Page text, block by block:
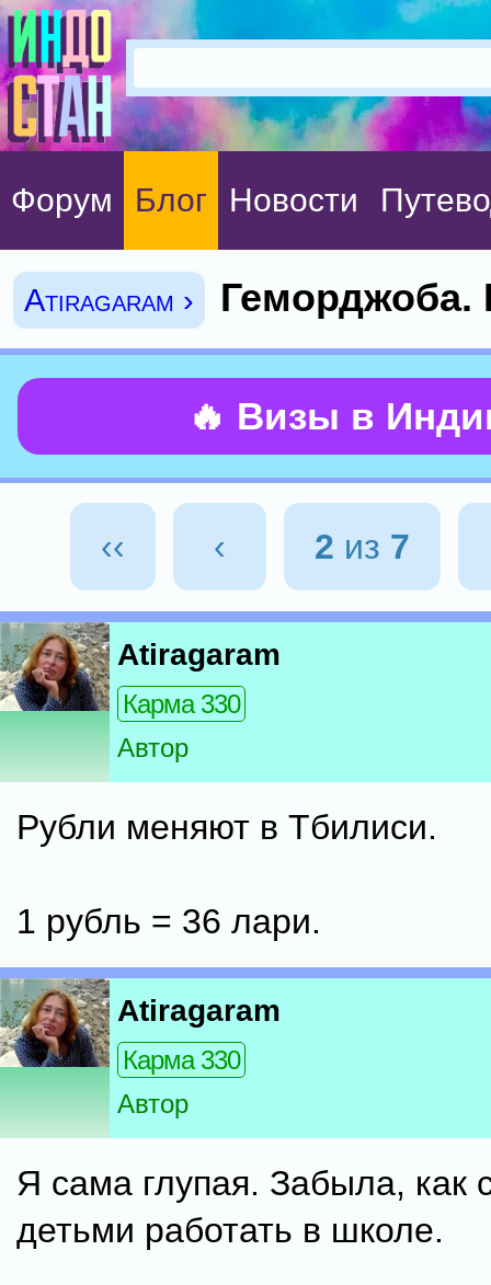
Форум Блог Новости
Atiragaram › Геморджоба.
🔥 Визы в
‹‹ ‹ 2 из 7
Atiragaram
Карма 330
Автор
Рубли меняют в Тбилиси.
1 рубль = 36 лари.
Atiragaram
Карма 330
Автор
Я сама глупая. Забыла, как
детьми работать в школе.